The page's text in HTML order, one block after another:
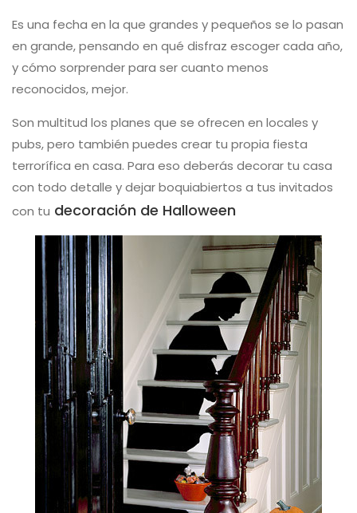
Es una fecha en la que grandes y pequeños se lo pasan
en grande, pensando en qué disfraz escoger cada año,
y cómo sorprender para ser cuanto menos
reconocidos, mejor.
Son multitud los planes que se ofrecen en locales y
pubs, pero también puedes crear tu propia fiesta
terrorífica en casa. Para eso deberás decorar tu casa
con todo detalle y dejar boquiabiertos a tus invitados
con tu decoración de Halloween